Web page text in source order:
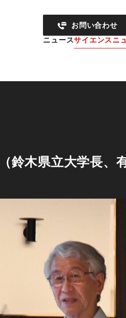
お問い合わせ
ニュースサイエンスニ
木県立大学長、